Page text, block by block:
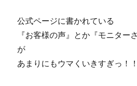
公式ページに書かれている
『お客様の声』とか『モニター
が
あまりにもウマくいきすぎっ！